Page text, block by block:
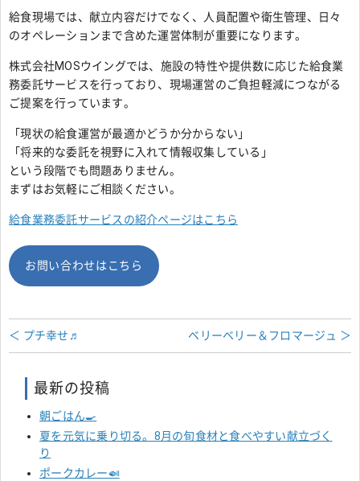
給食現場では、献立内容だけでなく、人員配置や衛生管理、日々
のオペレーションまで含めた運営体制が重要になります。
株式会社MOSウイングでは、施設の特性や提供数に応じた給食業
務委託サービスを行っており、現場運営のご負担軽減につながる
ご提案を行っています。
「現状の給食運営が最適かどうか分からない」
「将来的な委託を視野に入れて情報収集している」
という段階でも問題ありません。
まずはお気軽にご相談ください。
給食業務委託サービスの紹介ページはこちら
お問い合わせはこちら
ベリーベリー＆フロマージュ ＞
＜ プチ幸せ♬
最新の投稿
朝ごはん🍳
夏を元気に乗り切る。8月の旬食材と食べやすい献立づく
り
ポークカレー🍛